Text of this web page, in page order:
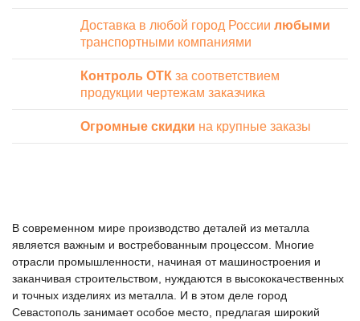
Доставка в любой город России любыми
транспортными компаниями
Контроль ОТК за соответствием
продукции чертежам заказчика
Огромные скидки на крупные заказы
В современном мире производство деталей из металла
является важным и востребованным процессом. Многие
отрасли промышленности, начиная от машиностроения и
заканчивая строительством, нуждаются в высококачественных
и точных изделиях из металла. И в этом деле город
Севастополь занимает особое место, предлагая широкий